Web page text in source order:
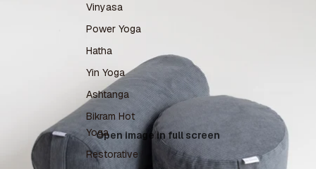
Vinyasa
Power Yoga
Hatha
Yin Yoga
Ashtanga
Bikram Hot
Yoga
Restorative
Open image in full screen